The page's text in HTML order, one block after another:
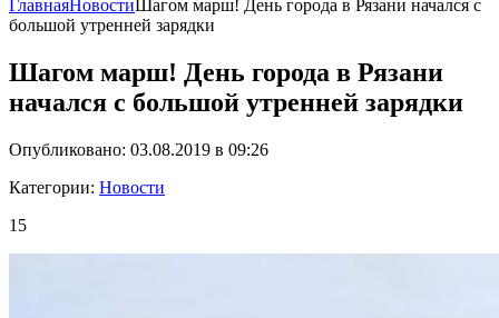
ГлавнаяНовостиШагом марш! День города в Рязани начался с
большой утренней зарядки
Шагом марш! День города в Рязани
начался с большой утренней зарядки
Опубликовано: 03.08.2019 в 09:26
Категории: Новости
15